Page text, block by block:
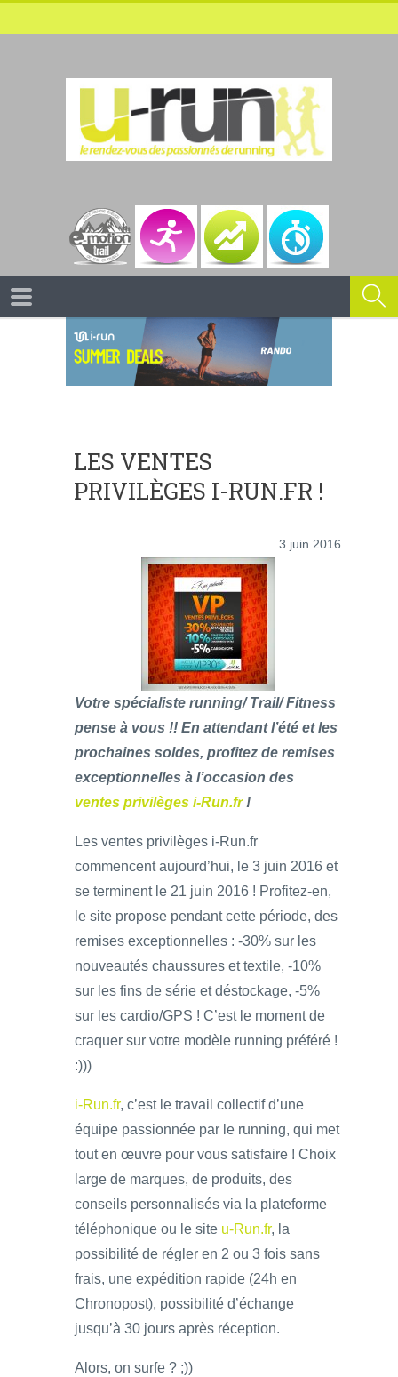
LES VENTES
PRIVILÈGES I-RUN.FR !
3 juin 2016
Votre spécialiste running/ Trail/ Fitness
pense à vous !! En attendant l’été et les
prochaines soldes, profitez de remises
exceptionnelles à l’occasion des
ventes privilèges i-Run.fr!
Les ventes privilèges i-Run.fr
commencent aujourd’hui, le 3 juin 2016 et
se terminent le 21 juin 2016 ! Profitez-en,
le site propose pendant cette période, des
remises exceptionnelles : -30% sur les
nouveautés chaussures et textile, -10%
sur les fins de série et déstockage, -5%
sur les cardio/GPS ! C’est le moment de
craquer sur votre modèle running préféré !
:)))
i-Run.fr, c’est le travail collectif d’une
équipe passionnée par le running, qui met
tout en œuvre pour vous satisfaire ! Choix
large de marques, de produits, des
conseils personnalisés via la plateforme
téléphonique ou le site u-Run.fr, la
possibilité de régler en 2 ou 3 fois sans
frais, une expédition rapide (24h en
Chronopost), possibilité d’échange
jusqu’à 30 jours après réception.
Alors, on surfe ? ;))